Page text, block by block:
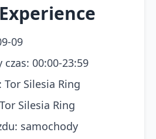
09
czas: 00:00-23:59
: Tor Silesia Ring
Tor Silesia Ring
: samochody